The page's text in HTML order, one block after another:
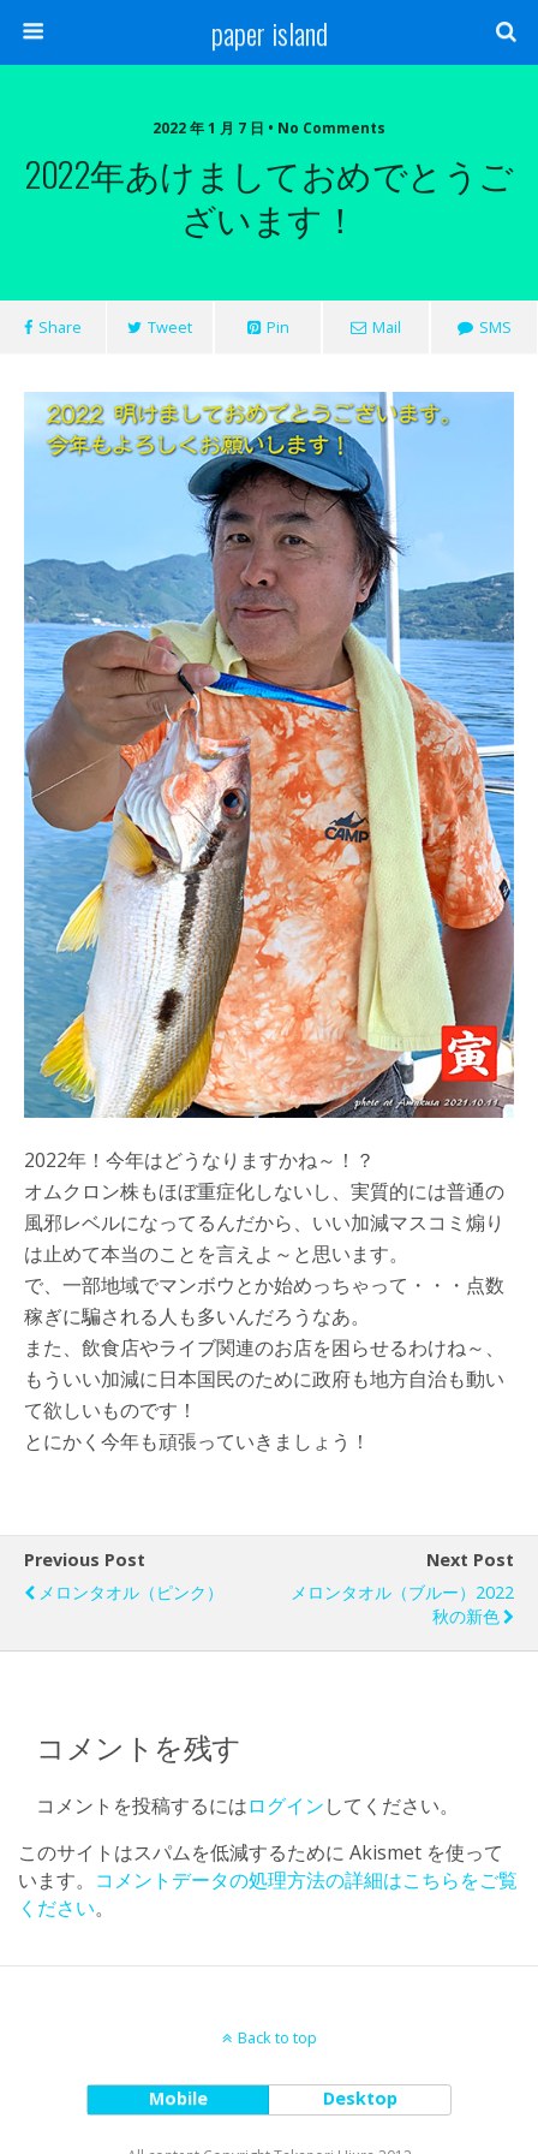
paper island
2022 年 1 月 7 日 • No Comments
2022年あけましておめでとうご
ざいます！
Share Tweet Pin Mail SMS
2022年！今年はどうなりますかね～！？
オムクロン株もほぼ重症化しないし、実質的には普通の
風邪レベルになってるんだから、いい加減マスコミ煽り
は止めて本当のことを言えよ～と思います。
で、一部地域でマンボウとか始めっちゃって・・・点数
稼ぎに騙される人も多いんだろうなあ。
また、飲食店やライブ関連のお店を困らせるわけね～、
もういい加減に日本国民のために政府も地方自治も動い
て欲しいものです！
とにかく今年も頑張っていきましょう！
Previous Post
メロンタオル（ピンク）
Next Post
メロンタオル（ブルー）2022
秋の新色
コメントを残す
コメントを投稿するにはログインしてください。
このサイトはスパムを低減するために Akismet を使って
います。 コメントデータの処理方法の詳細はこちらをご覧
ください。
Back to top
Mobile Desktop